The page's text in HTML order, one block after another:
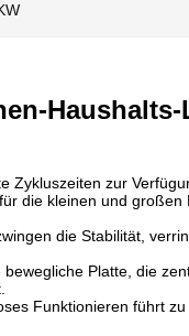
Haushalts-
Zykluszeiten zur
die kleinen und großen
die Stabilität,
Platte, die
Funktionieren führt